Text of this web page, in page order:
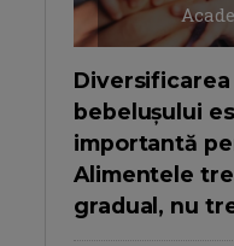
bebelușului
importantă
Alimentele
gradual, nu